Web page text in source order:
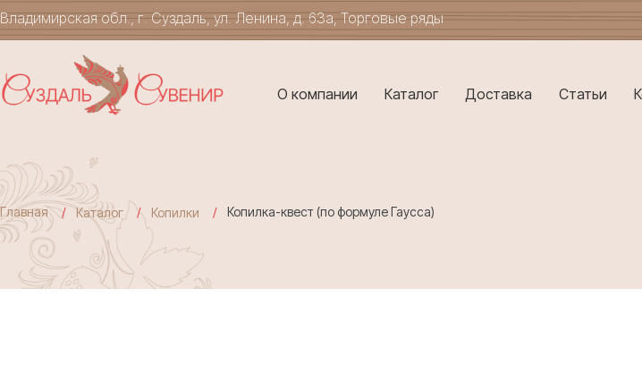
Владимирская обл., г. Суздаль, ул. Ленина, д. 63а, Торговые ряды
О компании Каталог Доставка Статьи
Главная Каталог Копилки Копилка-квест (по формуле Гаусса)